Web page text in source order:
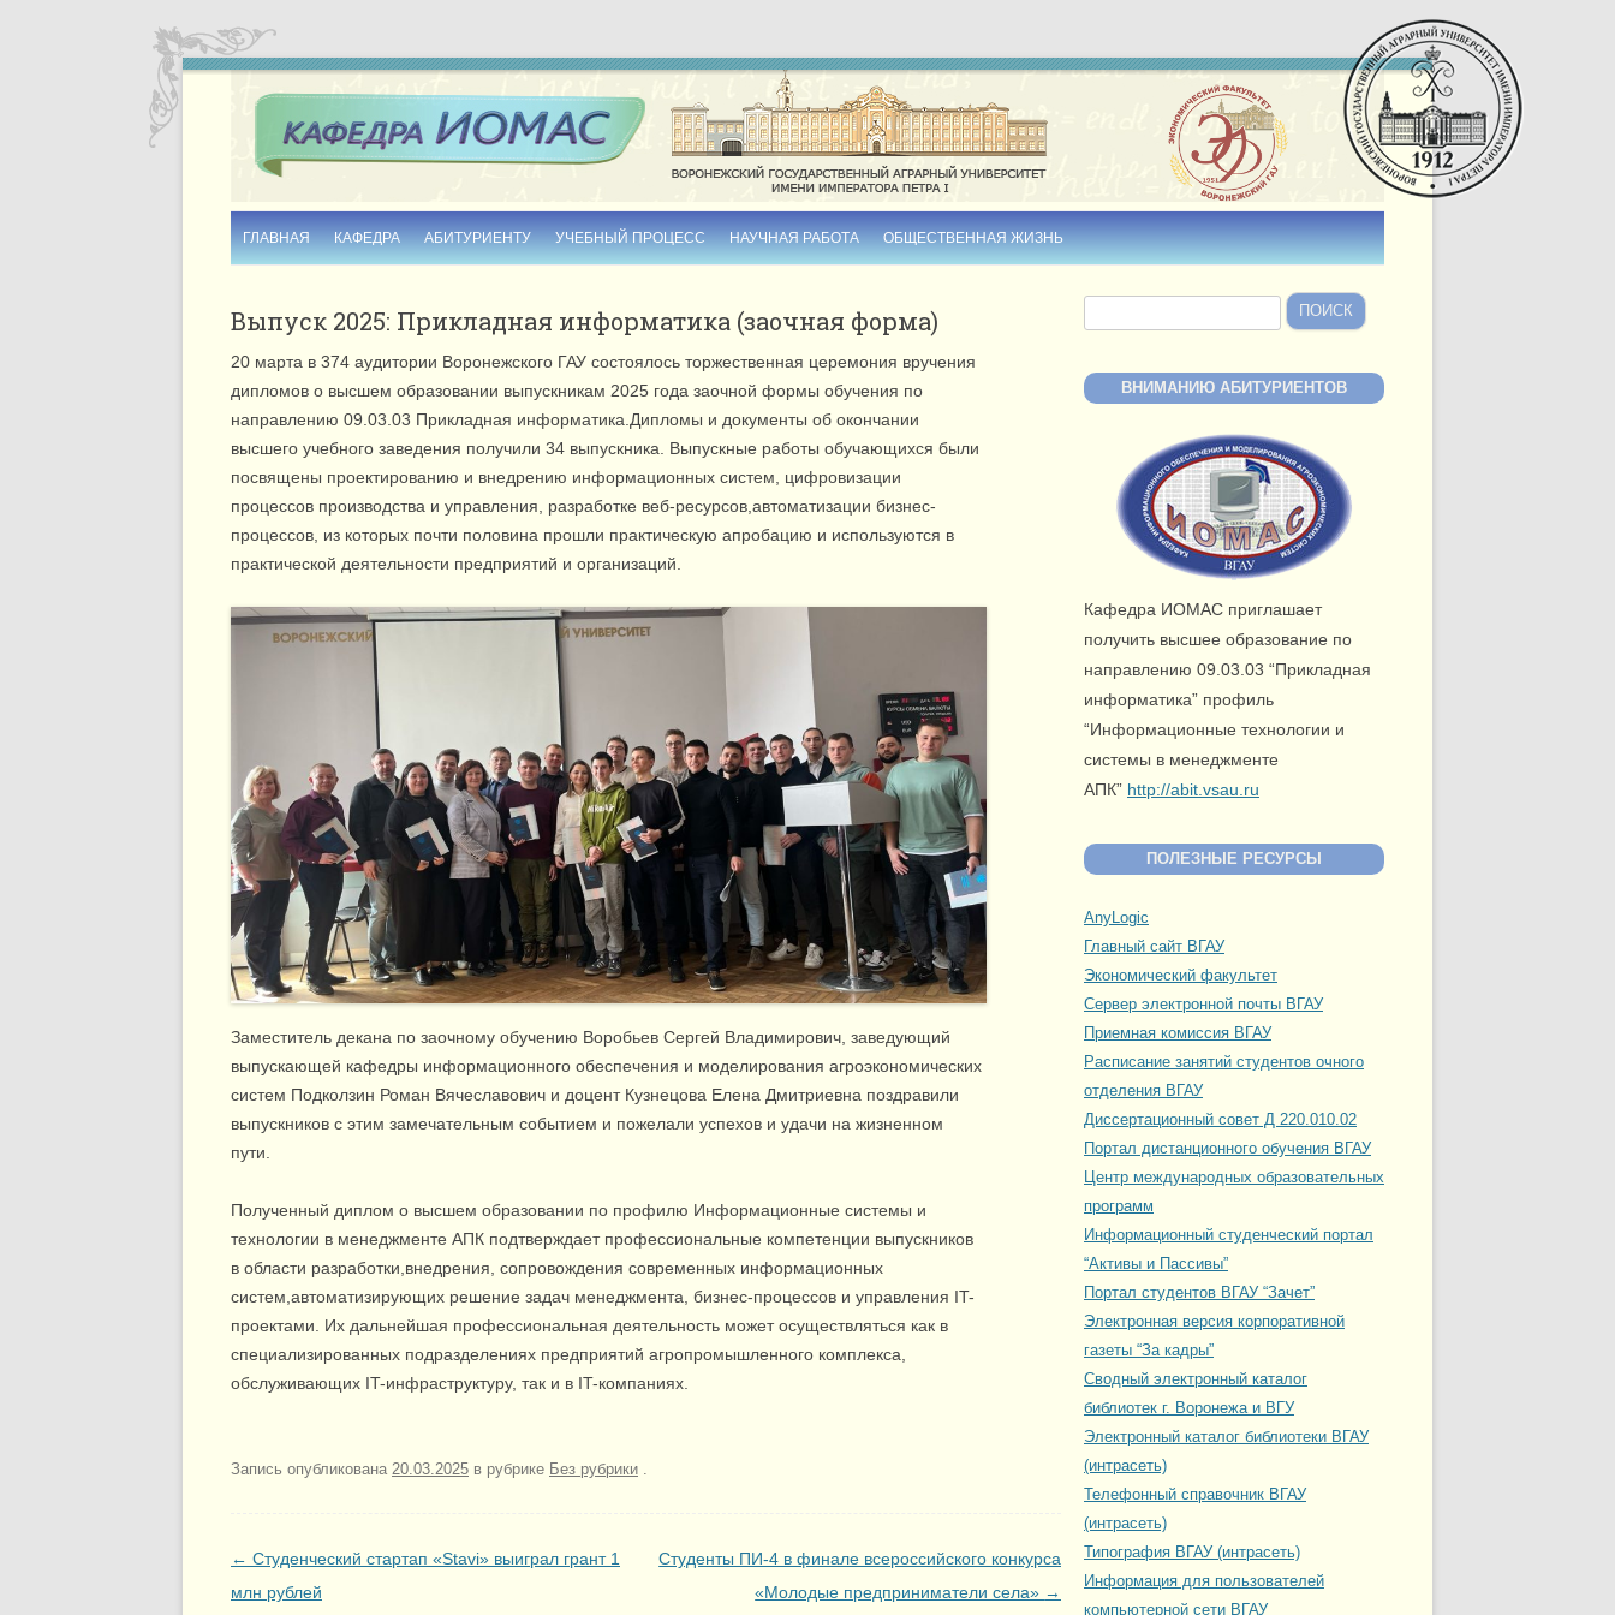
Skip to content
ГЛАВНАЯ КАФЕДРА
ИНФОРМАЦИОННЫЕ БУКЛЕТЫ
СОТРУДНИКИ
КОНТАКТЫ
АБИТУРИЕНТУ УЧЕБНЫЙ ПРОЦЕСС
УЧЕБНО-МЕТОДИЧЕСКИЕ ИЗДАНИЯ
ЭЛЕКТРОННЫЕ МАТЕРИАЛЫ
ТЕМЫ ВЫПУСКНЫХ
КВАЛИФИКАЦИОННЫХ РАБОТ
НАУЧНАЯ РАБОТА
МОНОГРАФИИ
СБОРНИКИ НАУЧНЫХ ТРУДОВ
ОБЩЕСТВЕННАЯ ЖИЗНЬ
Выпуск 2025: Прикладная информатика (заочная форма)
20 марта в 374 аудитории Воронежского ГАУ состоялось торжественная церемония вручения
дипломов о высшем образовании выпускникам 2025 года заочной формы обучения по
направлению 09.03.03 Прикладная информатика.Дипломы и документы об окончании
высшего учебного заведения получили 34 выпускника. Выпускные работы обучающихся были
посвящены проектированию и внедрению информационных систем, цифровизации
процессов производства и управления, разработке веб-ресурсов,автоматизации бизнес-
процессов, из которых почти половина прошли практическую апробацию и используются в
практической деятельности предприятий и организаций.
Заместитель декана по заочному обучению Воробьев Сергей Владимирович, заведующий
выпускающей кафедры информационного обеспечения и моделирования агроэкономических
систем Подколзин Роман Вячеславович и доцент Кузнецова Елена Дмитриевна поздравили
выпускников с этим замечательным событием и пожелали успехов и удачи на жизненном
пути.
Полученный диплом о высшем образовании по профилю Информационные системы и
технологии в менеджменте АПК подтверждает профессиональные компетенции выпускников
в области разработки,внедрения, сопровождения современных информационных
систем,автоматизирующих решение задач менеджмента, бизнес-процессов и управления IT-
проектами. Их дальнейшая профессиональная деятельность может осуществляться как в
специализированных подразделениях предприятий агропромышленного комплекса,
обслуживающих IT-инфраструктуру, так и в IT-компаниях.
Запись опубликована 20.03.2025 в рубрике Без рубрики .
Post navigation
← Студенческий стартап «Stavi» выиграл грант 1
млн рублей
Студенты ПИ-4 в финале всероссийского конкурса
«Молодые предприниматели села» →
ВНИМАНИЮ АБИТУРИЕНТОВ
Кафедра ИОМАС приглашает
получить высшее образование по
направлению 09.03.03 “Прикладная
информатика” профиль
“Информационные технологии и
системы в менеджменте
АПК” http://abit.vsau.ru
ПОЛЕЗНЫЕ РЕСУРСЫ
AnyLogic
Главный сайт ВГАУ
Экономический факультет
Сервер электронной почты ВГАУ
Приемная комиссия ВГАУ
Расписание занятий студентов очного
отделения ВГАУ
Диссертационный совет Д 220.010.02
Портал дистанционного обучения ВГАУ
Центр международных образовательных
программ
Информационный студенческий портал
“Активы и Пассивы”
Портал студентов ВГАУ “Зачет”
Электронная версия корпоративной
газеты “За кадры”
Сводный электронный каталог
библиотек г. Воронежа и ВГУ
Электронный каталог библиотеки ВГАУ
(интрасеть)
Телефонный справочник ВГАУ
(интрасеть)
Типография ВГАУ (интрасеть)
Информация для пользователей
компьютерной сети ВГАУ